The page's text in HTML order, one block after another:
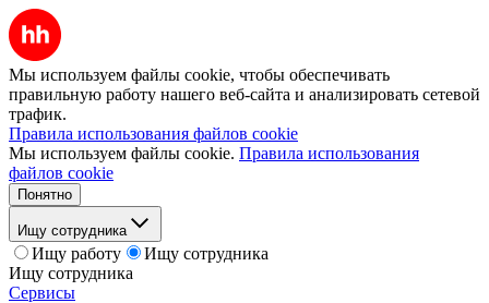
Мы используем файлы cookie, чтобы обеспечивать
правильную работу нашего веб-сайта и анализировать сетевой
трафик.
Правила использования файлов cookie
Мы используем файлы cookie. Правила использования
файлов cookie
Понятно
Ищу сотрудника
Ищу работу
Ищу сотрудника
Ищу сотрудника
Сервисы